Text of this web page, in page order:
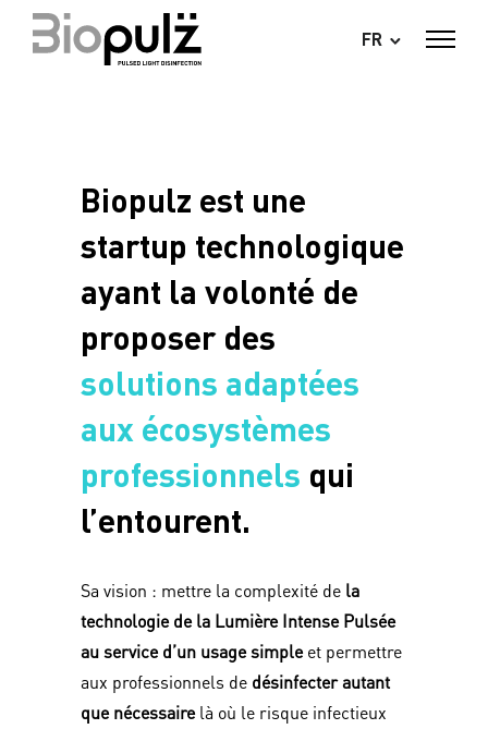
FR
Biopulz est une
startup technologique
ayant la volonté de
proposer des
solutions adaptées
aux écosystèmes
professionnels qui
l’entourent.
Sa vision : mettre la complexité de la
technologie de la Lumière Intense Pulsée
au service d’un usage simpleet permettre
aux professionnels de désinfecter autant
que nécessairelà où le risque infectieux